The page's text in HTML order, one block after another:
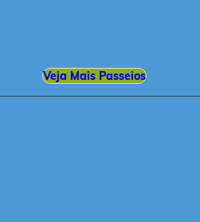
Veja Mais Passeios